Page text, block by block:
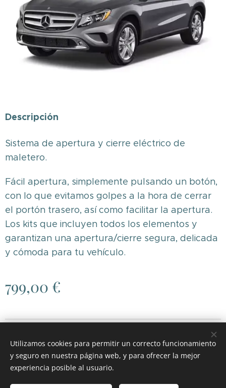
Descripción
Sistema de apertura y cierre eléctrico de
maletero.
Fácil apertura, simplemente pulsando un botón,
con lo que evitamos golpes a la hora de cerrar
el portón trasero, así como facilitar la apertura.
Los kits que incluyen todos los elementos y
garantizan una apertura/cierre segura, delicada
y cómoda para tu vehículo.
799,00 €
Cookies
Utilizamos cookies para permitir un correcto funcionamiento
y seguro en nuestra página web, y para ofrecer la mejor
experiencia posible al usuario.